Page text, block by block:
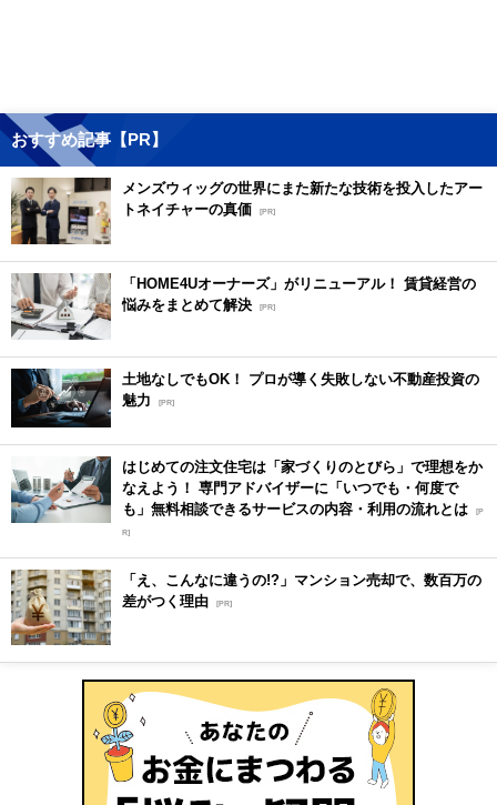
おすすめ記事【PR】
メンズウィッグの世界にまた新たな技術を投入したアー
トネイチャーの真価 [PR]
「HOME4Uオーナーズ」がリニューアル！ 賃貸経営の
悩みをまとめて解決 [PR]
土地なしでもOK！ プロが導く失敗しない不動産投資の
魅力
[PR]
はじめての注文住宅は「家づくりのとびら」で理想をか
なえよう！ 専門アドバイザーに「いつでも・何度で
も」無料相談できるサービスの内容・利用の流れとは [P
R]
「え、こんなに違うの!?」マンション売却で、数百万の
差がつく理由 [PR]